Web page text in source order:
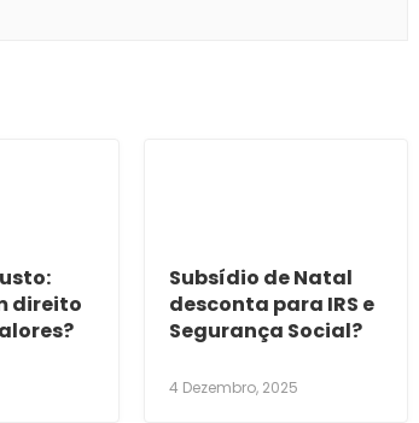
direito
Subsídio de Natal
desconta para IRS e
Segurança Social?
4 Dezembro, 2025